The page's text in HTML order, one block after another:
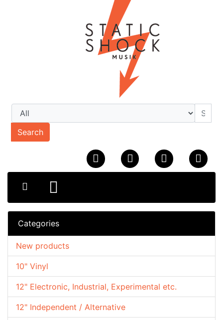
Search
Categories
10" Vinyl
12" Electronic, Industrial, Experimental etc.
12" Independent / Alternative
New products